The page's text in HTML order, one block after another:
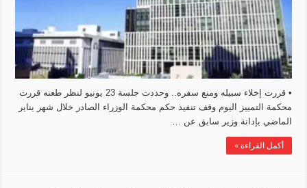
• قررت إخلاء سبيله ومنع سفره.. وحددت جلسة 23 يونيو لنظر طعنه قررت
محكمة التمييز اليوم وقف تنفيذ حكم محكمة الوزراء الصادر خلال شهر يناير
الماضي بإدانة وزير سابق عن …
أكمل القراءة »